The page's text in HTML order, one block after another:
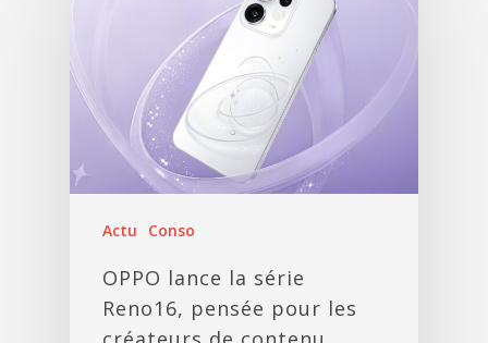
Actu Conso
OPPO lance la série
Reno16, pensée pour les